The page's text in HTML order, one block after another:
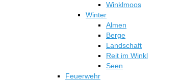
Winklmoos
Winter
Almen
Berge
Landschaft
Reit im Winkl
Seen
Feuerwehr